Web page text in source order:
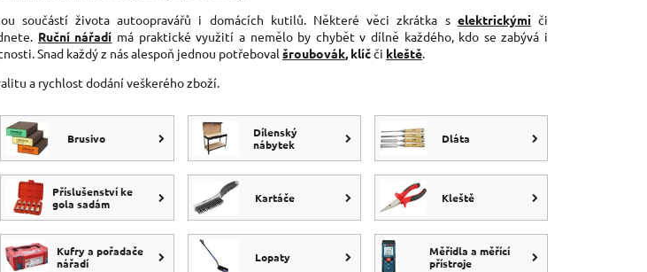
součástí života autoopravářů i domácích kutilů. Některé věci zkrátka s elektrickýmiči
Ruční nářadí má praktické využití a nemělo by chybět v dílně každého, kdo se zabývá i
Snad každý z nás alespoň jednou potřeboval šroubovák, klíčči kleště.
a rychlost dodání veškerého zboží.
Brusivo
Dílenský
nábytek
Dláta
Příslušenství ke
gola sadám
Kartáče Kleště
Kufry a pořadače
nářadí
Lopaty
Měřidla a měřící
přístroje